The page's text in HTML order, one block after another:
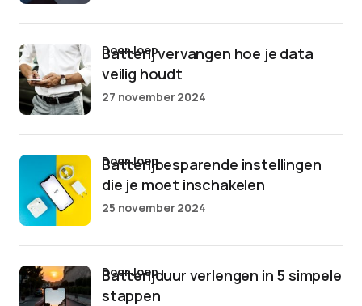
Batterij vervangen hoe je data
veilig houdt
door Joep
27 november 2024
Batterijbesparende instellingen
die je moet inschakelen
door Joep
25 november 2024
Batterijduur verlengen in 5 simpele
stappen
door Joep